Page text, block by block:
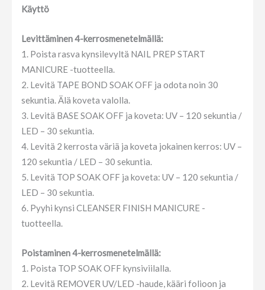
Käyttö
Levittäminen 4-kerrosmenetelmällä:
1. Poista rasva kynsilevyltä NAIL PREP START
MANICURE -tuotteella.
2. Levitä TAPE BOND SOAK OFF ja odota noin 30
sekuntia. Älä koveta valolla.
3. Levitä BASE SOAK OFF ja koveta: UV – 120 sekuntia /
LED – 30 sekuntia.
4. Levitä 2 kerrosta väriä ja koveta jokainen kerros: UV –
120 sekuntia / LED – 30 sekuntia.
5. Levitä TOP SOAK OFF ja koveta: UV – 120 sekuntia /
LED – 30 sekuntia.
6. Pyyhi kynsi CLEANSER FINISH MANICURE -
tuotteella.
Poistaminen 4-kerrosmenetelmällä:
1. Poista TOP SOAK OFF kynsiviilalla.
2. Levitä REMOVER UV/LED -haude, kääri folioon ja